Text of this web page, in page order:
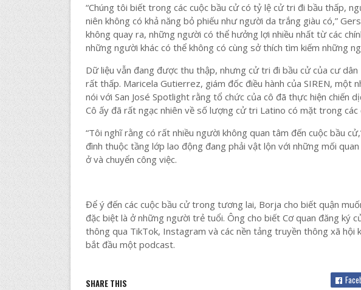
“Chúng tôi biết trong các cuộc bầu cử có tỷ lệ cử tri đi bầu thấp,
niên không có khả năng bỏ phiếu như người da trắng giàu có,”
không quay ra, những người có thể hưởng lợi nhiều nhất từ ​​các
những người khác có thể không có cùng sở thích tìm kiếm những
Dữ liệu vẫn đang được thu thập, nhưng cử tri đi bầu cử của cư
rất thấp. Maricela Gutierrez, giám đốc điều hành của SIREN, một
nói với San José Spotlight rằng tổ chức của cô đã thực hiện chiến
Cô ấy đã rất ngạc nhiên về số lượng cử tri Latino có mặt trong các
“Tôi nghĩ rằng có rất nhiều người không quan tâm đến cuộc bầu
đình thuộc tầng lớp lao động đang phải vật lộn với những mối
ở và chuyển công việc.
Để ý đến các cuộc bầu cử trong tương lai, Borja cho biết quận
đặc biệt là ở những người trẻ tuổi. Ông cho biết Cơ quan đăng ký
thông qua TikTok, Instagram và các nền tảng truyền thông xã hội
bắt đầu một podcast.
SHARE THIS